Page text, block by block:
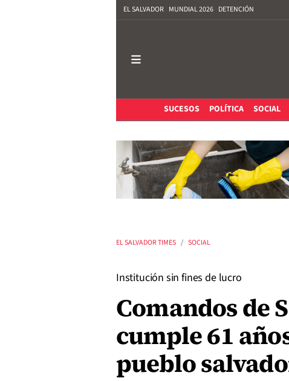
EL SALVADOR MUNDIAL 2026 DETENCIÓN
SUCESOS
POLÍTICA SOCIAL
EL SALVADOR TIMES SOCIAL
Institución sin fines de lucro
Comandos de
cumple 61
pueblo